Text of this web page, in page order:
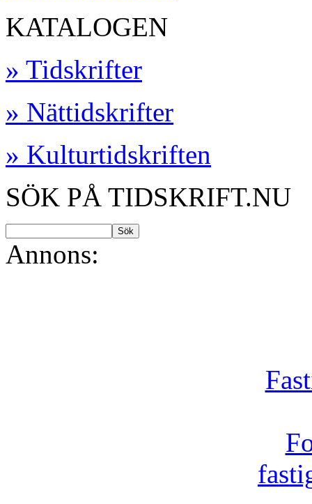
KATALOGEN
» Tidskrifter
» Nättidskrifter
» Kulturtidskriften
SÖK PÅ TIDSKRIFT.NU
Annons: